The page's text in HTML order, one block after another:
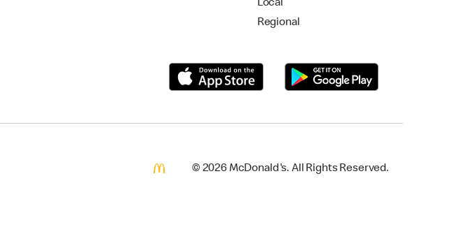
Local
Regional
© 2026 McDonald's. All Rights Reserved.